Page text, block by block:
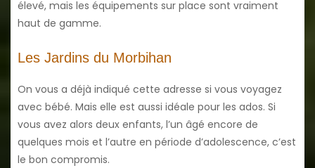
élevé, mais les équipements sur place sont vraiment
haut de gamme.
Les Jardins du Morbihan
On vous a déjà indiqué cette adresse si vous voyagez
avec bébé. Mais elle est aussi idéale pour les ados. Si
vous avez alors deux enfants, l’un âgé encore de
quelques mois et l’autre en période d’adolescence, c’est
le bon compromis.